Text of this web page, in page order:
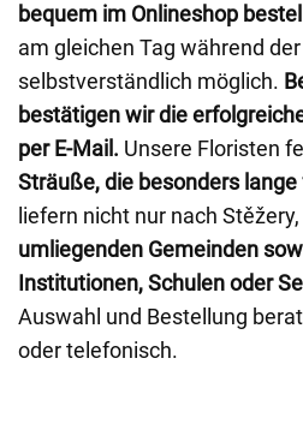
bequem im Onlineshop
am gleichen Tag während
selbstverständlich möglich.
bestätigen wir die
per E-Mail. Unsere Floristen
Sträuße, die besonders
liefern nicht nur nach
umliegenden Gemeinden
Institutionen, Schulen oder
Auswahl und Bestellung
oder telefonisch.